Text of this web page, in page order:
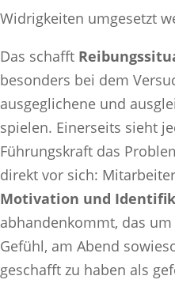
Widrigkeiten umgesetzt
Das schafft
besonders bei dem
ausgeglichene und
spielen. Einerseits sieht
Führungskraft das
direkt vor sich:
Motivation und
abhandenkommt, das
Gefühl, am Abend
geschafft zu haben als